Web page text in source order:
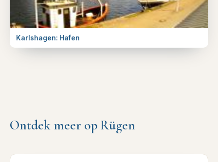
Karlshagen: Hafen
Ontdek meer op Rügen